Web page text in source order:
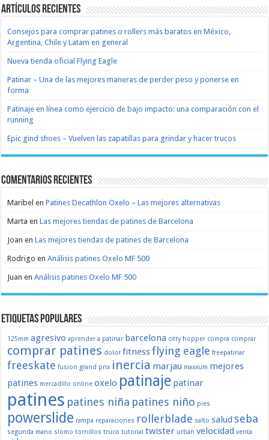
Artículos recientes
Consejos para comprar patines o rollers más baratos en México,
Argentina, Chile y Latam en general
Nueva tienda oficial Flying Eagle
Patinar – Una de las mejores maneras de perder peso y ponerse en
forma
Patinaje en línea como ejercicio de bajo impacto: una comparación con el
running
Epic gind shoes – Vuelven las zapatillas para grindar y hacer trucos
Comentarios recientes
Maribel enPatines Decathlon Oxelo – Las mejores alternativas
Marta enLas mejores tiendas de patines de Barcelona
Joan enLas mejores tiendas de patines de Barcelona
Rodrigo enAnálisis patines Oxelo MF 500
Juan enAnálisis patines Oxelo MF 500
Etiquetas populares
125mm agresivo aprender a patinar barcelona citty hopper compra comprar
comprar patines dolor fitnessflying eagle freepatinar
freeskate fusion grand prix inercia marjau maxxum mejores
patines mercadillo online oxelo patinaje patinar
patines patines niña patines niño pies
powerslide rampa reparaciones rollerblade salto salud seba
segunda mano slomo tornillos truco tutorial twister urban velocidad venta